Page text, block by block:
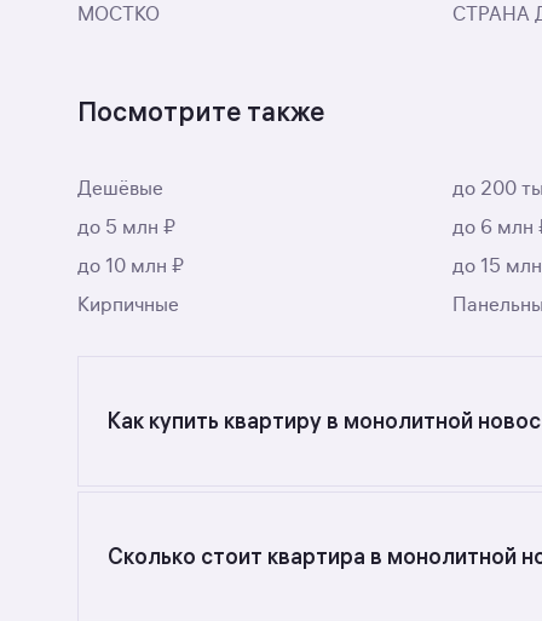
МОСТКО
СТРАНА
Посмотрите также
Дешёвые
до 200
до 5 млн ₽
до 6 млн
до 10 млн ₽
до 15
Кирпичные
Как купить квартиру в монолитной
Сколько стоит квартира в монолитной